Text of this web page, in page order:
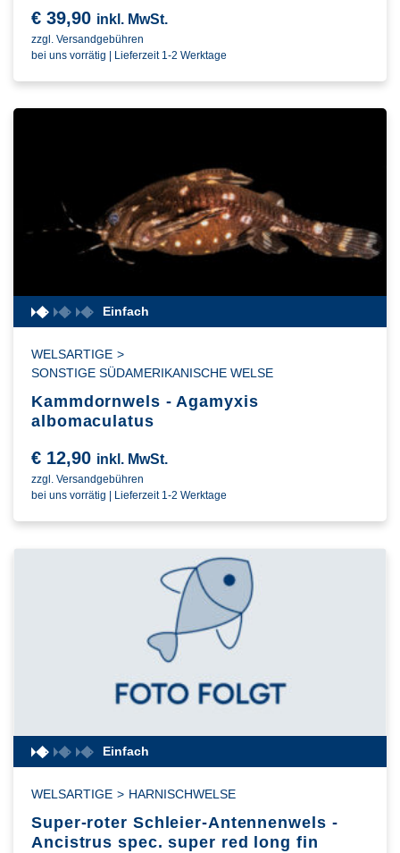
€ 39,90 inkl. MwSt.
zzgl. Versandgebühren
bei uns vorrätig | Lieferzeit 1-2 Werktage
Einfach
WELSARTIGE >
SONSTIGE SÜDAMERIKANISCHE WELSE
Kammdornwels - Agamyxis
albomaculatus
€ 12,90 inkl. MwSt.
zzgl. Versandgebühren
bei uns vorrätig | Lieferzeit 1-2 Werktage
Einfach
WELSARTIGE > HARNISCHWELSE
Super-roter Schleier-Antennenwels -
Ancistrus spec. super red long fin